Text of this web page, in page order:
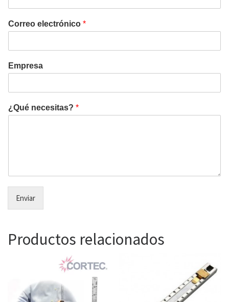
Correo electrónico *
Empresa
¿Qué necesitas? *
Enviar
Productos relacionados